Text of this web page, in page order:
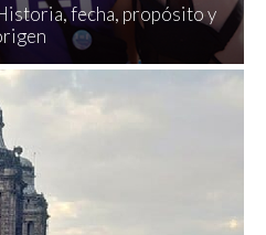
fecha, propósito y